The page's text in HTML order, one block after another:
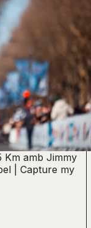
Km amb Jimmy
| Capture my